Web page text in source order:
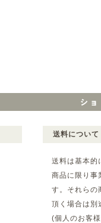
送料について
送料は基本的
商品に限り事
す。それらの
頂く場合は別
(個人のお客